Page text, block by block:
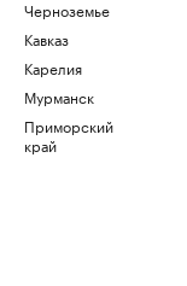
Черноземье
Кавказ
Карелия
Мурманск
Приморский
край